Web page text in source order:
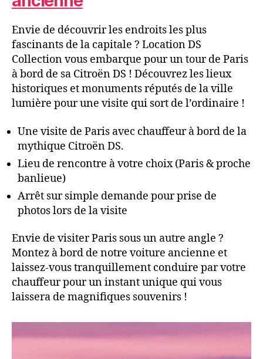
Envie de découvrir les endroits les plus
fascinants de la capitale ? Location DS
Collection vous embarque pour un tour de Paris
à bord de sa Citroën DS ! Découvrez les lieux
historiques et monuments réputés de la ville
lumière pour une visite qui sort de l’ordinaire !
Une visite de Paris avec chauffeur à bord de la
mythique Citroën DS.
Lieu de rencontre à votre choix (Paris & proche
banlieue)
Arrêt sur simple demande pour prise de
photos lors de la visite
Envie de visiter Paris sous un autre angle ?
Montez à bord de notre voiture ancienne et
laissez-vous tranquillement conduire par votre
chauffeur pour un instant unique qui vous
laissera de magnifiques souvenirs !